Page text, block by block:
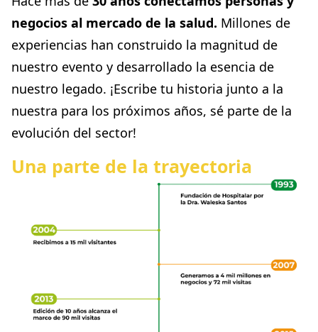
negocios al mercado de la salud. Millones de
experiencias han construido la magnitud de
nuestro evento y desarrollado la esencia de
nuestro legado. ¡Escribe tu historia junto a la
nuestra para los próximos años, sé parte de la
evolución del sector!
Una parte de la trayectoria